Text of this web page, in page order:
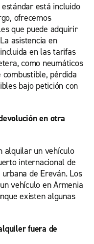
está incluido
ofrecemos
que puede adquirir
asistencia en
en las tarifas
como neumáticos
pérdida
bajo petición con
en otra
alquilar un vehículo
internacional de
de Ereván. Los
vehículo en Armenia
existen algunas
fuera de